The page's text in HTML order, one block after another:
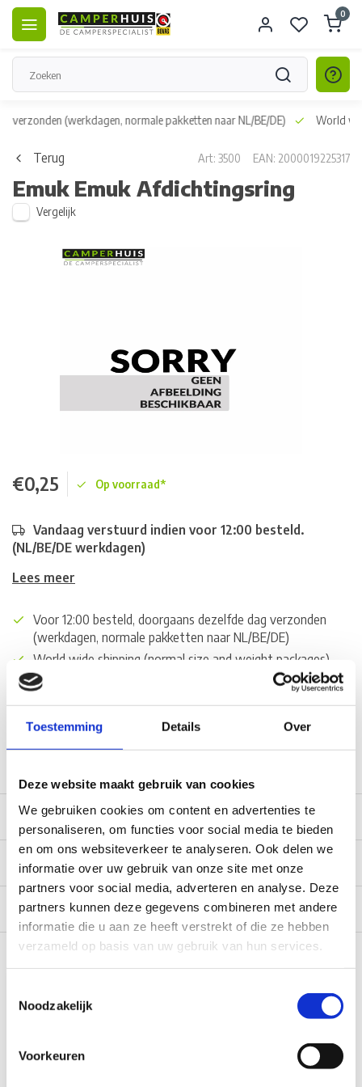
Toestemming Details Over
Deze website maakt gebruik van cookies
We gebruiken cookies om content en advertenties te
personaliseren, om functies voor social media te bieden
en om ons websiteverkeer te analyseren. Ook delen we
informatie over uw gebruik van onze site met onze
partners voor social media, adverteren en analyse. Deze
partners kunnen deze gegevens combineren met andere
informatie die u aan ze heeft verstrekt of die ze hebben
verzameld op basis van uw gebruik van hun services.
Noodzakelijk
Voorkeuren
0
verzonden (werkdagen, normale pakketten naar NL/BE/DE) World
Terug Art: 3500 EAN: 2000019225317
Emuk Emuk Afdichtingsring
Vergelijk
€0,25 Op voorraad*
Vandaag verstuurd indien voor 12:00 besteld.
(NL/BE/DE werkdagen)
Lees meer
Voor 12:00 besteld, doorgaans dezelfde dag verzonden
(werkdagen, normale pakketten naar NL/BE/DE)
World wide shipping (normal size and weight packages)
Gratis verzending vanaf € 100,- naar NL en BE
*Zeer grote magazijnvoorraad direct beschikbaar voor
verzending. Een deel van de artikelen op voorraad in de
winkel, mail ons voor de beschikbaarheid in de winkel:
Beschrijving
Specificaties
Reviews 0/10
Recent bekeken